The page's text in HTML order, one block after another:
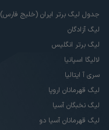
جدول لیگ برتر ایران (خلیج فارس)
لیگ آزادگان
لیگ برتر انگلیس
لالیگا اسپانیا
سری آ ایتالیا
لیگ قهرمانان اروپا
لیگ نخبگان آسیا
لیگ قهرمانان آسیا دو